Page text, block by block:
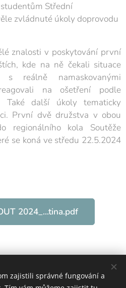
Střední
zvládnuté úkoly doprovodu
znalosti v poskytování první
kde na ně čekali situace
s reálně namaskovanými
na ošetření podle
Také další úkoly tematicky
První dvě družstva v obou
regionálního kola Soutěže
se koná ve středu 22.5.2024
2024_...tina.pdf
zajistili správné fungování a